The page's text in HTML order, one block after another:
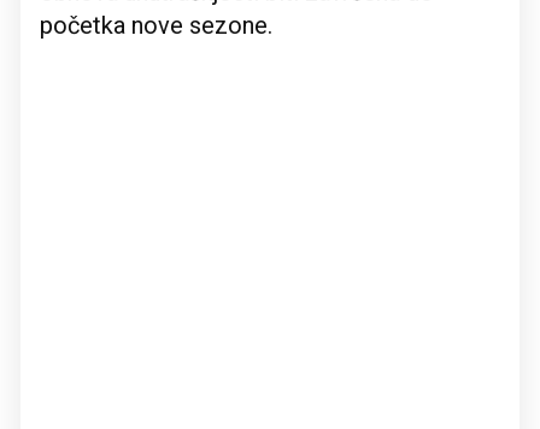
početka nove sezone.